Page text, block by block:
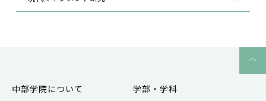
中部学院について 学部・学科